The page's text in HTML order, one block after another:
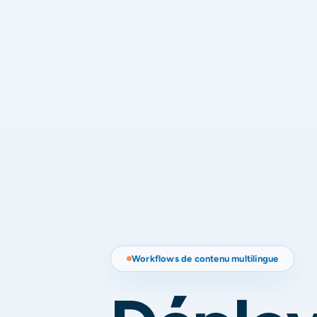
Workflows de contenu multilingue